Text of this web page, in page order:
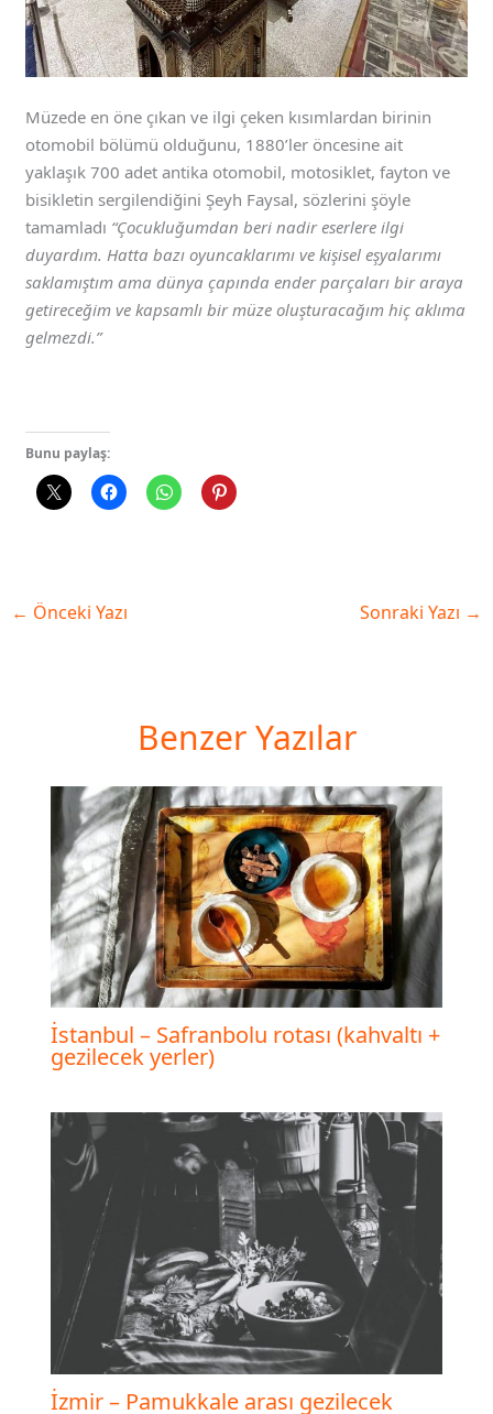
Müzede en öne çıkan ve ilgi çeken kısımlardan birinin
otomobil bölümü olduğunu, 1880’ler öncesine ait
yaklaşık 700 adet antika otomobil, motosiklet, fayton ve
bisikletin sergilendiğini Şeyh Faysal, sözlerini şöyle
tamamladı “Çocukluğumdan beri nadir eserlere ilgi
duyardım. Hatta bazı oyuncaklarımı ve kişisel eşyalarımı
saklamıştım ama dünya çapında ender parçaları bir araya
getireceğim ve kapsamlı bir müze oluşturacağım hiç aklıma
gelmezdi.”
Bunu paylaş:
← Önceki Yazı Sonraki Yazı →
Benzer Yazılar
İstanbul – Safranbolu rotası (kahvaltı +
gezilecek yerler)
İzmir – Pamukkale arası gezilecek